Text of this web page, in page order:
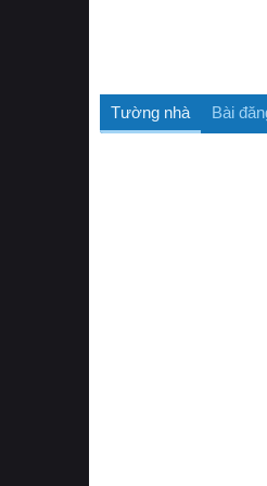
Tường nhà Bài